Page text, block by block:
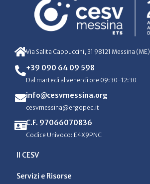
Via Salita Cappuccini, 31 98121 Messina (ME)
+39 090 64 09 598
Dal martedì al venerdì ore 09:30-12:30
info@cesvmessina.org
cesvmessina@ergopec.it
C.F. 97066070836
Codice Univoco: E4X9PNC
Il CESV
Servizi e Risorse